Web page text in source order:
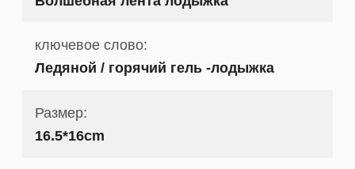
ключевое слово:
Ледяной / горячий гель -лодыжка
Размер:
16.5*16cm